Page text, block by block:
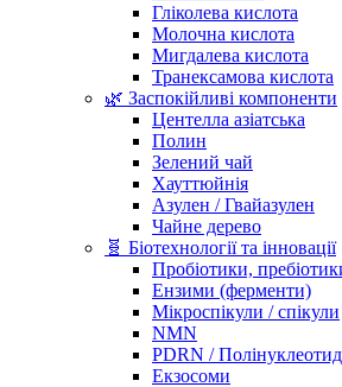
Гліколева кислота
Молочна кислота
Мигдалева кислота
Транексамова кислота
🌿 Заспокійливі компоненти
Центелла азіатська
Полин
Зелений чай
Хауттюйнія
Азулен / Гвайазулен
Чайне дерево
🧬 Біотехнології та інновації
Пробіотики,
Ензими (ферменти)
Мікроспікули / спікули
NMN
PDRN /
Екзосоми